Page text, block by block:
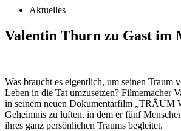
Aktuelles
Valentin Thurn zu Gast im
Was braucht es eigentlich, um seinen Traum
Leben in die Tat umzusetzen? Filmemacher
in seinem neuen Dokumentarfilm „TRÄUM
Geheimnis zu lüften, in dem er fünf
ihres ganz persönlichen Traums begleitet.